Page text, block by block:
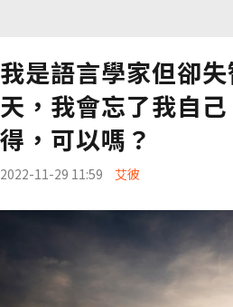
我是語言學家但卻
天，我會忘了我自
得，可以嗎？
2022-11-29 11:59 艾彼